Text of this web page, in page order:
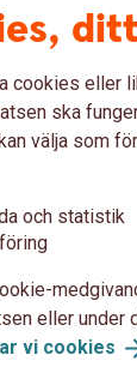
på tre år
placeringen
procent av
000 kronor
Det
av ett
till
cookies eller
ska
välja som
och statistik
eller under
vi cookies